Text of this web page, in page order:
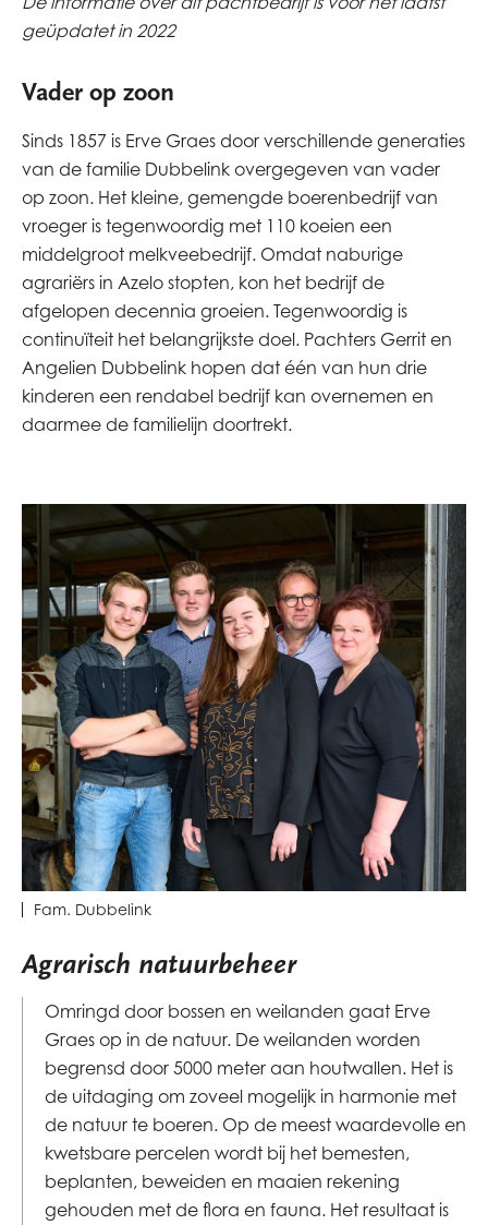
geüpdatet in 2022
Vader op zoon
Sinds 1857 is Erve Graes door verschillende generaties
van de familie Dubbelink overgegeven van vader
op zoon. Het kleine, gemengde boerenbedrijf van
vroeger is tegenwoordig met 110 koeien een
middelgroot melkveebedrijf. Omdat naburige
agrariërs in Azelo stopten, kon het bedrijf de
afgelopen decennia groeien. Tegenwoordig is
continuïteit het belangrijkste doel. Pachters Gerrit en
Angelien Dubbelink hopen dat één van hun drie
kinderen een rendabel bedrijf kan overnemen en
daarmee de familielijn doortrekt.
Fam. Dubbelink
Agrarisch natuurbeheer
Omringd door bossen en weilanden gaat Erve
Graes op in de natuur. De weilanden worden
begrensd door 5000 meter aan houtwallen. Het is
de uitdaging om zoveel mogelijk in harmonie met
de natuur te boeren. Op de meest waardevolle en
kwetsbare percelen wordt bij het bemesten,
beplanten, beweiden en maaien rekening
gehouden met de flora en fauna. Het resultaat is